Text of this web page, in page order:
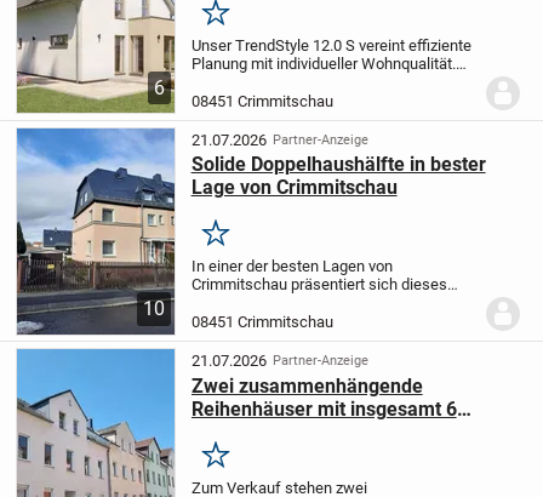
6
Merken
Unser TrendStyle 12.0 S vereint effiziente
Planung mit individueller Wohnqualität.
auf zwei Geschossen - für wundervolle
Momente mit der Familie und mit...
08451 Crimmitschau
10
21.07.2026 Partner-Anzeige
Solide Doppelhaushälfte in bester
Lage von Crimmitschau
Merken
In einer der besten Lagen von
Crimmitschau präsentiert sich dieses
Jahre hinweg wurde es liebevoll gepflegt
und instand gehalten, sodass es heute in
einem guten...
08451 Crimmitschau
21.07.2026 Partner-Anzeige
Zwei zusammenhängende
Reihenhäuser mit insgesamt 6
Merken
Zum Verkauf stehen zwei